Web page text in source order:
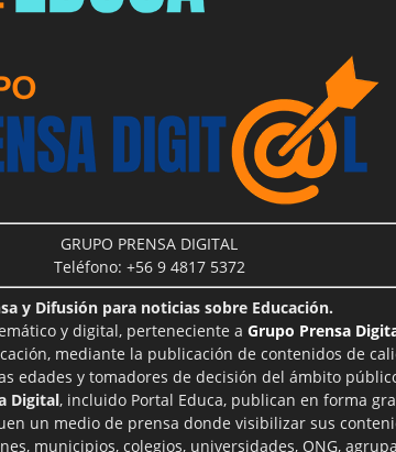
GRUPO PRENSA DIGITAL
Teléfono: +56 9 4817 5372
y Difusión para noticias sobre Educación.
y digital, perteneciente a Grupo Prensa
mediante la publicación de contenidos de
edades y tomadores de decisión del ámbito
Digital, incluido Portal Educa, publican en forma
un medio de prensa donde visibilizar sus
municipios, colegios, universidades, ONG,